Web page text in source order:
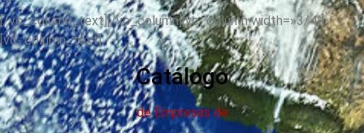
[/vc_column_text][/vc_column][vc_column width=»3/4″]
[vc_column_text]
Catálogo
de Empresas de